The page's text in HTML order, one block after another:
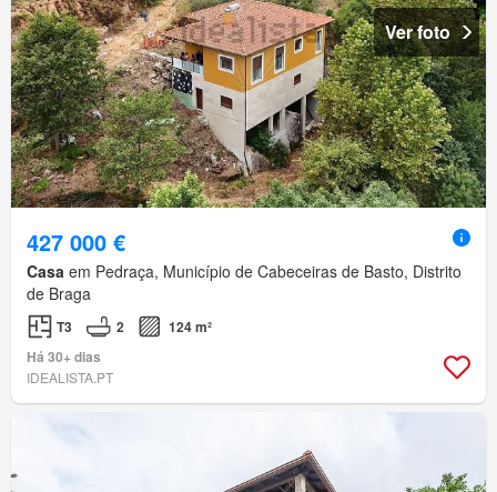
Ver foto
427 000 €
Casa em Pedraça, Município de Cabeceiras de Basto, Distrito
de Braga
T3 2
124 m²
Há 30+ dias
IDEALISTA.PT